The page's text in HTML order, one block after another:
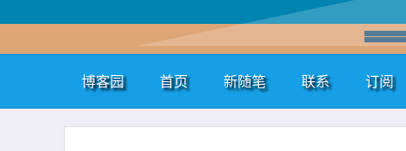
博客园 首页 新随笔 联系 订阅